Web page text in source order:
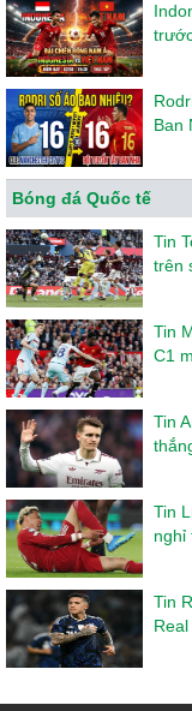
Ban
Bóng đá Quốc tế
Tin
trên
Tin
C1
Tin
Tin
nghỉ
Tin